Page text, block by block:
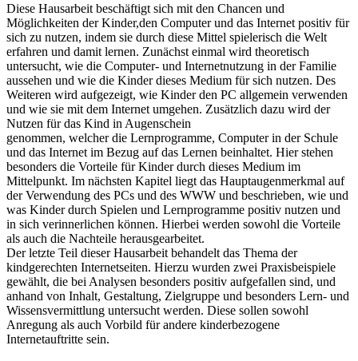
Diese Hausarbeit beschäftigt sich mit den Chancen und
Möglichkeiten der Kinder,den Computer und das Internet positiv für
sich zu nutzen, indem sie durch diese Mittel spielerisch die Welt
erfahren und damit lernen. Zunächst einmal wird theoretisch
untersucht, wie die Computer- und Internetnutzung in der Familie
aussehen und wie die Kinder dieses Medium für sich nutzen. Des
Weiteren wird aufgezeigt, wie Kinder den PC allgemein verwenden
und wie sie mit dem Internet umgehen. Zusätzlich dazu wird der
Nutzen für das Kind in Augenschein
genommen, welcher die Lernprogramme, Computer in der Schule
und das Internet im Bezug auf das Lernen beinhaltet. Hier stehen
besonders die Vorteile für Kinder durch dieses Medium im
Mittelpunkt. Im nächsten Kapitel liegt das Hauptaugenmerkmal auf
der Verwendung des PCs und des WWW und beschrieben, wie und
was Kinder durch Spielen und Lernprogramme positiv nutzen und
in sich verinnerlichen können. Hierbei werden sowohl die Vorteile
als auch die Nachteile herausgearbeitet.
Der letzte Teil dieser Hausarbeit behandelt das Thema der
kindgerechten Internetseiten. Hierzu wurden zwei Praxisbeispiele
gewählt, die bei Analysen besonders positiv aufgefallen sind, und
anhand von Inhalt, Gestaltung, Zielgruppe und besonders Lern- und
Wissensvermittlung untersucht werden. Diese sollen sowohl
Anregung als auch Vorbild für andere kinderbezogene
Internetauftritte sein.